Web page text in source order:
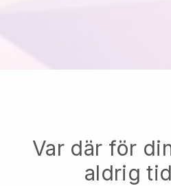
Var där för
aldrig